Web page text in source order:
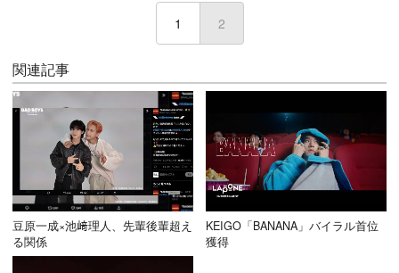
1 2
関連記事
豆原一成×池﨑理人、先輩後輩超え
る関係
KEIGO「BANANA」バイラル首位
獲得